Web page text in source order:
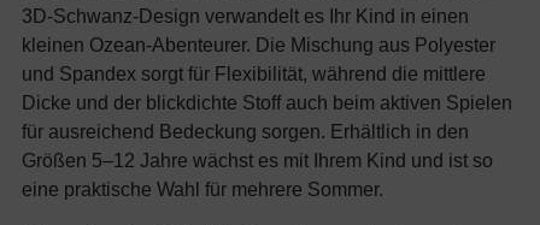
3D-Schwanz-Design verwandelt es Ihr Kind in einen
kleinen Ozean-Abenteurer. Die Mischung aus Polyester
und Spandex sorgt für Flexibilität, während die mittlere
Dicke und der blickdichte Stoff auch beim aktiven Spielen
für ausreichend Bedeckung sorgen. Erhältlich in den
Größen 5–12 Jahre wächst es mit Ihrem Kind und ist so
eine praktische Wahl für mehrere Sommer.